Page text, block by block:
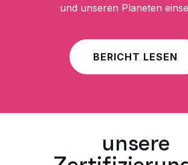
und unseren Planeten
BERICHT LESEN
unsere